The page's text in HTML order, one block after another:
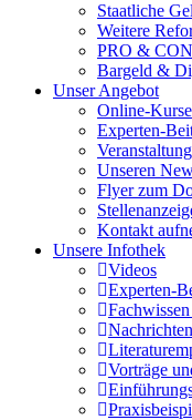
Staatliche
Weitere
PRO &
Bargeld &
Unser Angebot
Online-
Experten-
Unseren
Flyer zum
Kontakt
Unsere Infothek
Videos
Experten-
Vorträge